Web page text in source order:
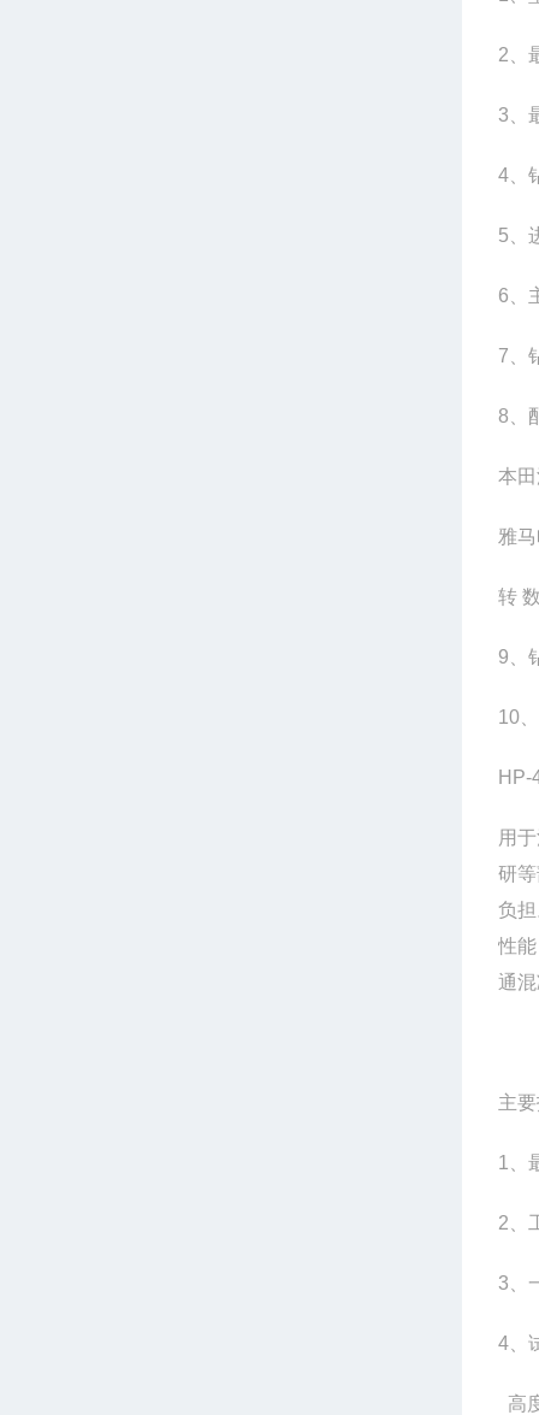
2、
3、
4、
5、
6、
7、
8、
本
雅
转
9、
10
HP-
用
研
负
性
通
主
1、
2、
3、
4、
高